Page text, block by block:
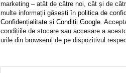
marketing – atât de către noi, cât și de
multe informații găsești în politica de
Confidențialitate și Condiții Google.
condițiile de stocare sau accesare a
urile din browserul de pe dispozitivul